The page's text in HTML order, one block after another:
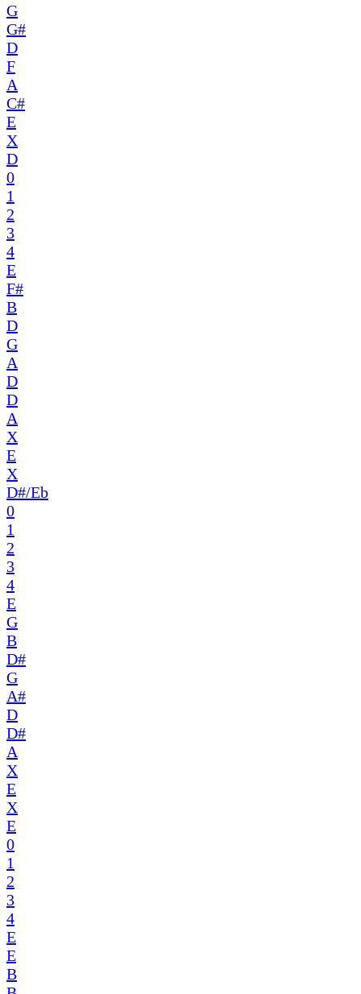
G
G#
D
F
A
C#
E
X
D
0
1
2
3
4
E
F#
B
D
G
A
D
D
A
X
E
X
D#/Eb
0
1
2
3
4
E
G
B
D#
G
A#
D
D#
A
X
E
X
E
0
1
2
3
4
E
E
B